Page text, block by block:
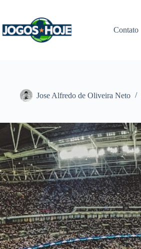
conteúdo
Contato
Jose Alfredo de Oliveira Neto